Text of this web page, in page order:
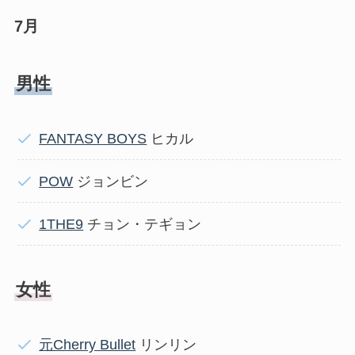
7月
男性
FANTASY BOYS ヒカル
POW ジョンビン
1THE9 チョン・テギョン
女性
元Cherry Bullet リンリン